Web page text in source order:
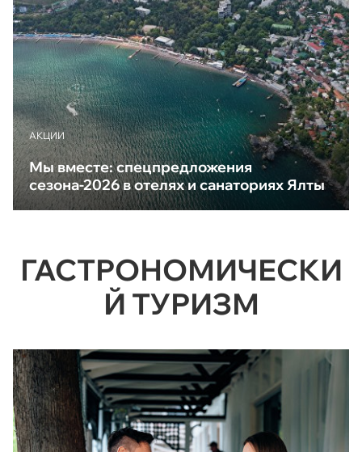
АКЦИИ
Мы вместе: спецпредложения
сезона-2026 в отелях и санаториях Ялты
ГАСТРОНОМИЧЕСКИ
Й ТУРИЗМ